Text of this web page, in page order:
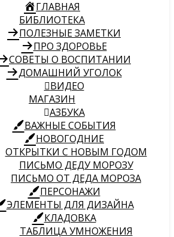
ГЛАВНАЯ
БИБЛИОТЕКА
ПОЛЕЗНЫЕ ЗАМЕТКИ
ПРО ЗДОРОВЬЕ
СОВЕТЫ О ВОСПИТАНИИ
ДОМАШНИЙ УГОЛОК
ВИДЕО
МАГАЗИН
АЗБУКА
ВАЖНЫЕ СОБЫТИЯ
НОВОГОДНИЕ
ОТКРЫТКИ С НОВЫМ ГОДОМ
ПИСЬМО ДЕДУ МОРОЗУ
ПИСЬМО ОТ ДЕДА МОРОЗА
ПЕРСОНАЖИ
ЭЛЕМЕНТЫ ДЛЯ ДИЗАЙНА
КЛАДОВКА
ТАБЛИЦА УМНОЖЕНИЯ